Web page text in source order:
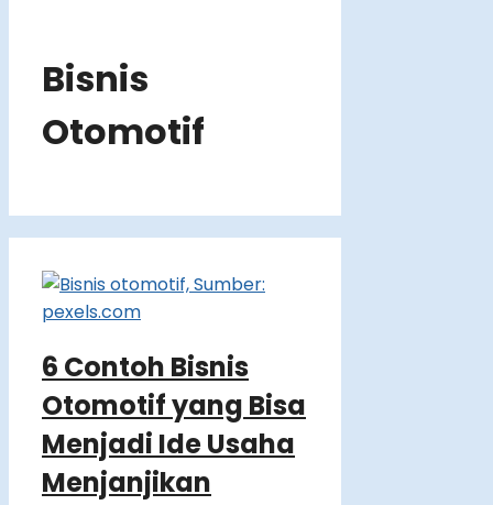
Bisnis
Otomotif
6 Contoh Bisnis
Otomotif yang Bisa
Menjadi Ide Usaha
Menjanjikan